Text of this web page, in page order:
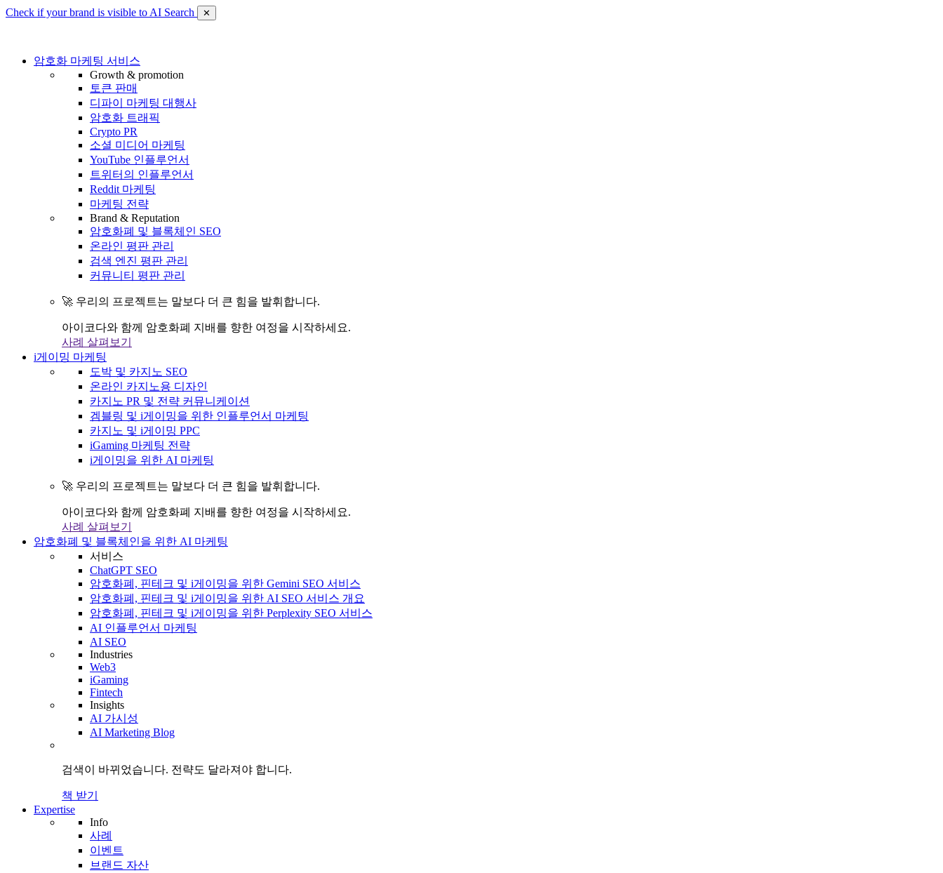
Check if your brand is visible to AI Search ✕
암호화 마케팅 서비스
Growth & promotion
토큰 판매
디파이 마케팅 대행사
암호화 트래픽
Crypto PR
소셜 미디어 마케팅
YouTube 인플루언서
트위터의 인플루언서
Reddit 마케팅
마케팅 전략
Brand & Reputation
암호화폐 및 블록체인 SEO
온라인 평판 관리
검색 엔진 평판 관리
커뮤니티 평판 관리
🚀 우리의 프로젝트는 말보다 더 큰 힘을 발휘합니다.
아이코다와 함께 암호화폐 지배를 향한 여정을 시작하세요.
사례 살펴보기
i게이밍 마케팅
도박 및 카지노 SEO
온라인 카지노용 디자인
카지노 PR 및 전략 커뮤니케이션
겜블링 및 i게이밍을 위한 인플루언서 마케팅
카지노 및 i게이밍 PPC
iGaming 마케팅 전략
i게이밍을 위한 AI 마케팅
🚀 우리의 프로젝트는 말보다 더 큰 힘을 발휘합니다.
아이코다와 함께 암호화폐 지배를 향한 여정을 시작하세요.
사례 살펴보기
암호화폐 및 블록체인을 위한 AI 마케팅
서비스
ChatGPT SEO
암호화폐, 핀테크 및 i게이밍을 위한 Gemini SEO 서비스
암호화폐, 핀테크 및 i게이밍을 위한 AI SEO 서비스 개요
암호화폐, 핀테크 및 i게이밍을 위한 Perplexity SEO 서비스
AI 인플루언서 마케팅
AI SEO
Industries
Web3
iGaming
Fintech
Insights
AI 가시성
AI Marketing Blog
검색이 바뀌었습니다. 전략도 달라져야 합니다.
책 받기
Expertise
Info
사례
이벤트
브랜드 자산